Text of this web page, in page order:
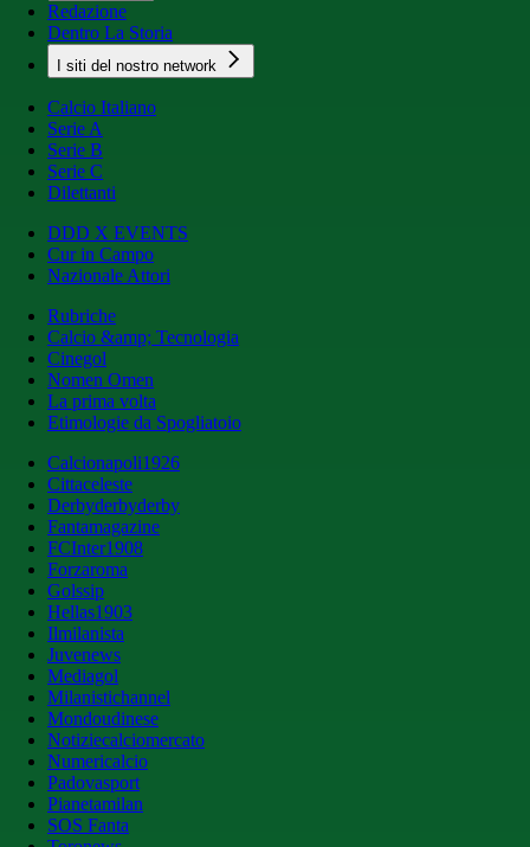
Redazione
Dentro La Storia
I siti del nostro network
Calcio Italiano
Serie A
Serie B
Serie C
Dilettanti
DDD X EVENTS
Cur in Campo
Nazionale Attori
Rubriche
Calcio &amp; Tecnologia
Cinegol
Nomen Omen
La prima volta
Etimologie da Spogliatoio
Calcionapoli1926
Cittaceleste
Derbyderbyderby
Fantamagazine
FCInter1908
Forzaroma
Golssip
Hellas1903
Ilmilanista
Juvenews
Mediagol
Milanistichannel
Mondoudinese
Notiziecalciomercato
Numericalcio
Padovasport
Pianetamilan
SOS Fanta